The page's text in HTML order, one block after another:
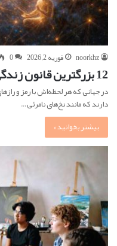
noorkhz
فوریه 2, 2026 0
12 بزرگترین قانون زندگی (قانون های مهم دنیا)
در جهانی که هر لحظه‌اش با رمز و
دارند که مانند نخ‌های نامرئی…
بیشتر بخوانید »